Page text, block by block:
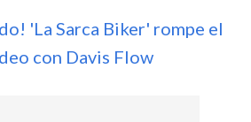
'La Sarca Biker' rompe el
con Davis Flow